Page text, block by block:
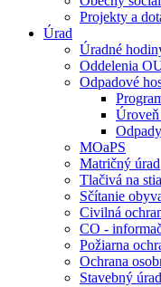
Projekty a
Úrad
Úradné
Oddelenia
Odpadové
MOaPS
Matričný úrad
Tlačivá na
Sčítanie
Civilná
CO -
Požiarna
Ochrana
Stavebný úrad